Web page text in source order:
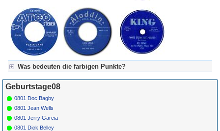
Was bedeuten die farbigen Punkte?
Für Axel's Tageskalender:
Grün = Kurzgeschichte
Grün! = fachlich bestimmt spannend, nicht verpassen!
Grün+ = Stundenbeitrag
Gelb = Kurzgeschichten oder Stundensendungen in Arbeit
Blau = Beschreibungstext (beschreibender Text)
Geburtstage08
0801 Doc Bagby
0801 Jean Wells
0801 Jerry Garcia
0801 Dick Belley